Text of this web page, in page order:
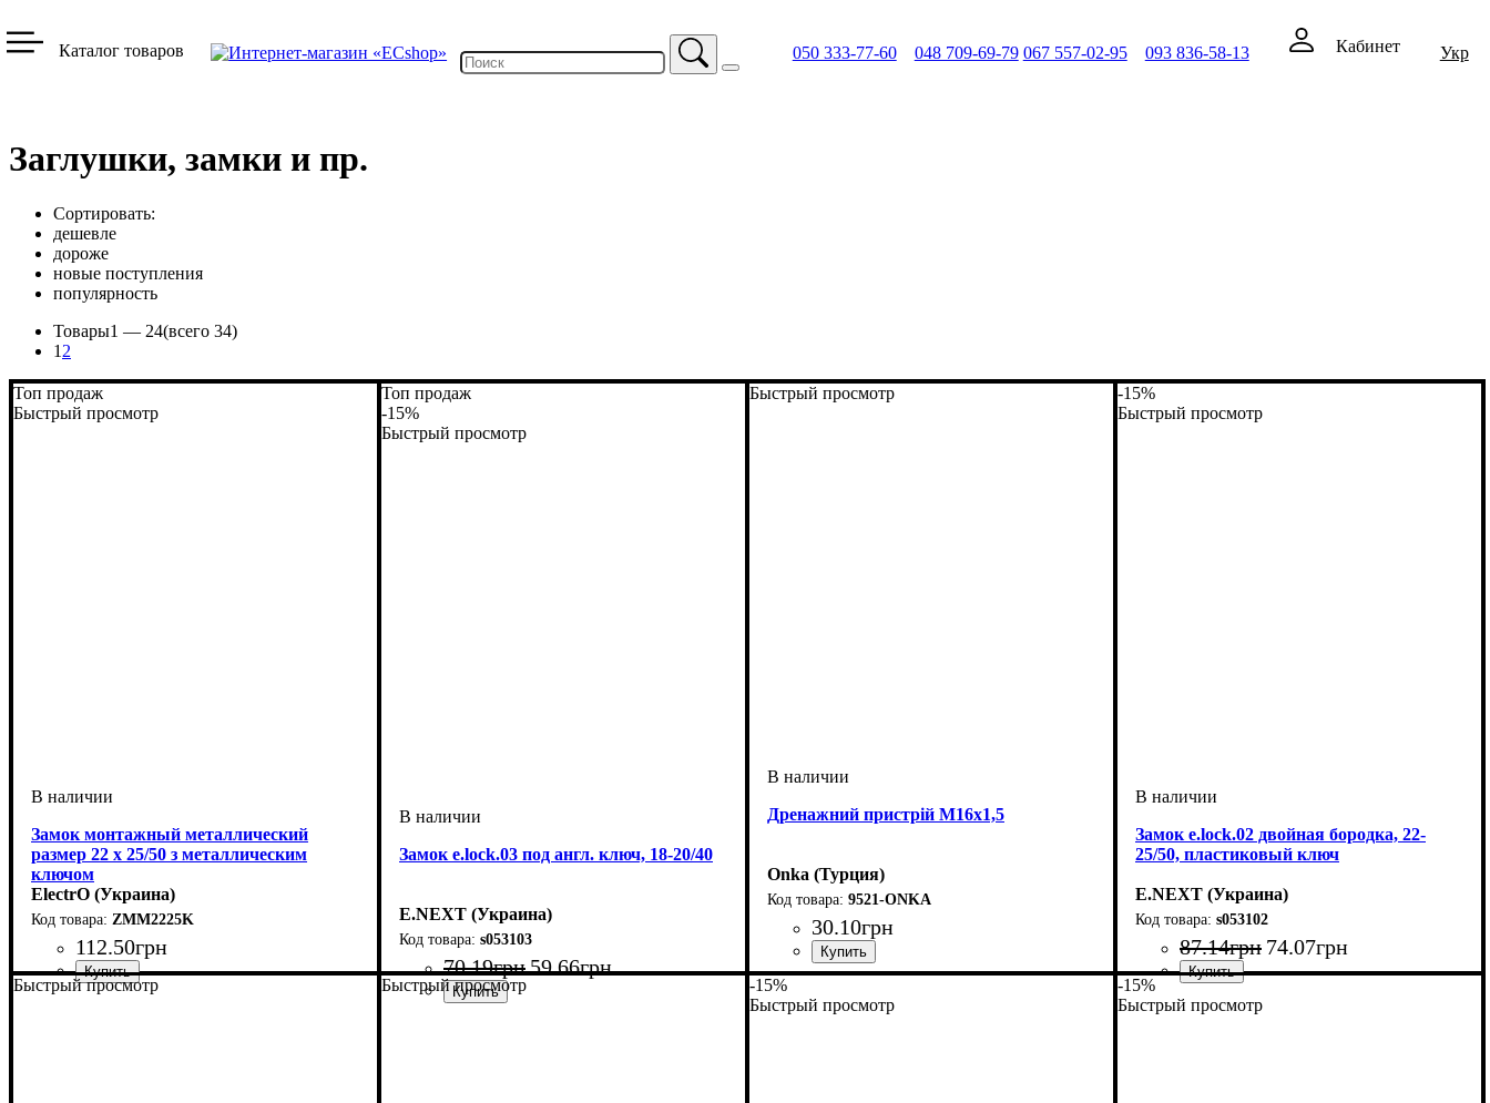
Заглушки, замки и пр.
Сортировать:
дешевле
дороже
новые поступления
популярность
Товары1 — 24(всего 34)
1 2
Топ продаж
Быстрый просмотр
Замок монтажный металлический
размер 22 х 25/50 з металлическим
ключом
ElectrO (Украина)
ZMM2225K
112.50грн
Тип изделия: аксессуар
Аксессуары: замок
Топ продаж
-15%
Быстрый просмотр
Замок e.lock.03 под англ. ключ, 18-20/40
E.NEXT (Украина)
s053103
70.19грн59.66грн
Быстрый просмотр
Дренажний пристрій М16х1,5
Onka (Турция)
9521-ONKA
30.10грн
-15%
Быстрый просмотр
Замок e.lock.02 двойная бородка, 22-
25/50, пластиковый ключ
E.NEXT (Украина)
s053102
87.14грн 74.07грн
Быстрый просмотр Быстрый просмотр
-15%
Быстрый просмотр
-15%
Быстрый просмотр
Каталог товаров 050 333-77-60 048 709-69-79 067 557-02-95 093 836-58-13 Кабинет Укр